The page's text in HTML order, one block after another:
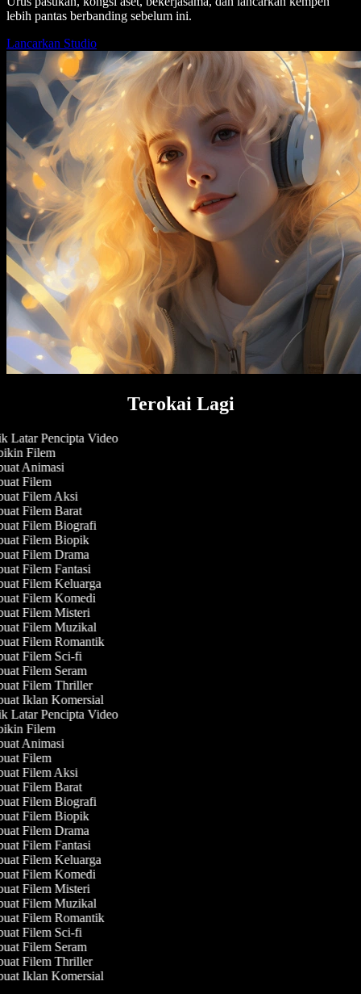
lebih pantas berbanding sebelum ini.
Lancarkan Studio
Terokai Lagi
Latar Pencipta Video
Filem
Animasi
Filem
Filem Aksi
Filem Barat
Filem Biografi
Filem Biopik
Filem Drama
Filem Fantasi
Filem Keluarga
Filem Komedi
Filem Misteri
Filem Muzikal
Filem Romantik
Filem Sci-fi
Filem Seram
Filem Thriller
Iklan Komersial
Latar Pencipta Video
Filem
Animasi
Filem
Filem Aksi
Filem Barat
Filem Biografi
Filem Biopik
Filem Drama
Filem Fantasi
Filem Keluarga
Filem Komedi
Filem Misteri
Filem Muzikal
Filem Romantik
Filem Sci-fi
Filem Seram
Filem Thriller
Iklan Komersial